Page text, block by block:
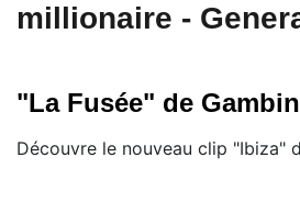
millionaire -
"La Fusée" de
Découvre le nouveau clip "Ibiza"